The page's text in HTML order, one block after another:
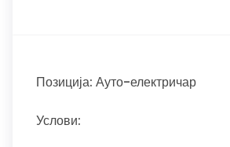
Позиција: Ауто-електричар
Услови: